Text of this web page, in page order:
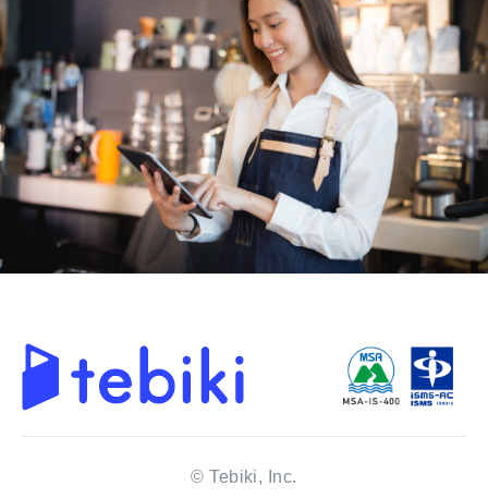
© Tebiki, Inc.